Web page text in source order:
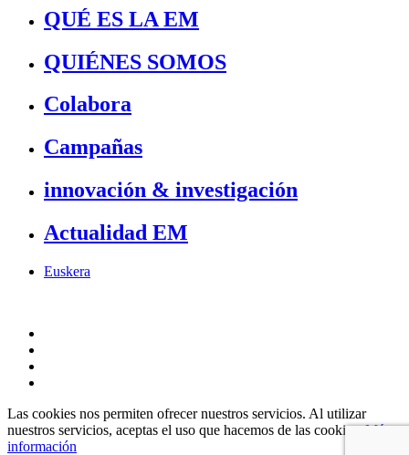
QUÉ ES LA EM
QUIÉNES SOMOS
Colabora
Campañas
innovación & investigación
Actualidad EM
Euskera
Las cookies nos permiten ofrecer nuestros servicios. Al utilizar
nuestros servicios, aceptas el uso que hacemos de las cookies.Más
información